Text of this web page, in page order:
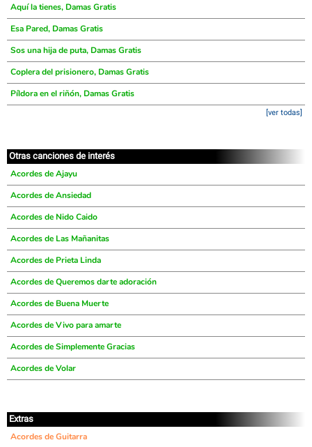
Aquí la tienes, Damas Gratis
Esa Pared, Damas Gratis
Sos una hija de puta, Damas Gratis
Coplera del prisionero, Damas Gratis
Píldora en el riñón, Damas Gratis
[ver todas]
Otras canciones de interés
Acordes de Ajayu
Acordes de Ansiedad
Acordes de Nido Caido
Acordes de Las Mañanitas
Acordes de Prieta Linda
Acordes de Queremos darte adoración
Acordes de Buena Muerte
Acordes de Vivo para amarte
Acordes de Simplemente Gracias
Acordes de Volar
Extras
Acordes de Guitarra